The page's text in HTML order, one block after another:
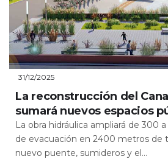
31/12/2025
La reconstrucción del
sumará nuevos espacios
La obra hidráulica ampliará de 300
de evacuación en 2400 metros de
nuevo puente, sumideros y el...